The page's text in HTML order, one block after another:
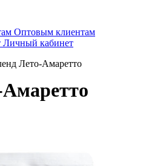
Оптовым клиентам
Личный кабинет
Лето-Амаретто